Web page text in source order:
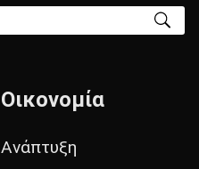
Οικονομία
Ανάπτυξη